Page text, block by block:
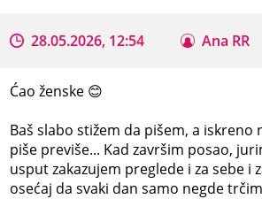
28.05.2026, 12:54 Ana RR
Ćao ženske 😊
Baš slabo stižem da pišem, a iskreno
piše previše... Kad završim posao,
usput zakazujem preglede i za sebe i
osećaj da svaki dan samo negde